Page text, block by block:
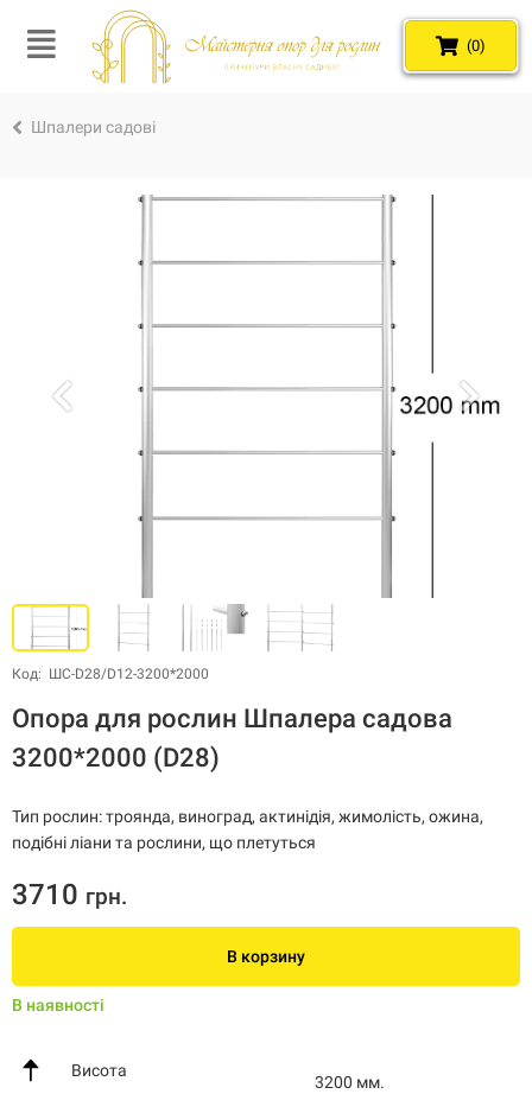
(0)
Шпалери садові
Код: ШС-D28/D12-3200*2000
Опора для рослин Шпалера садова
3200*2000 (D28)
Тип рослин: троянда, виноград, актинідія, жимолість, ожина,
подібні ліани та рослини, що плетуться
3710 грн.
В корзину
В наявності
Висота
3200 мм.